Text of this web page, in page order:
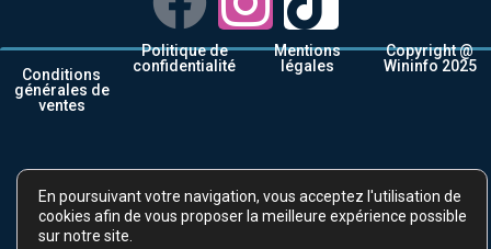
Conditions
générales de
ventes
Politique de
confidentialité
Mentions
légales
Copyright @
Wininfo 2025
En poursuivant votre navigation, vous acceptez l'utilisation de
cookies afin de vous proposer la meilleure expérience possible
sur notre site.